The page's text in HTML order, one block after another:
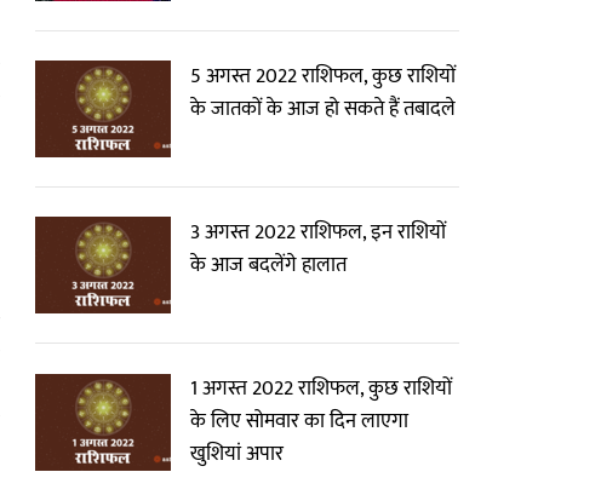
5 अगस्त 2022 राशिफल, कुछ राशियों
के जातकों के आज हो सकते हैं तबादले
3 अगस्त 2022 राशिफल, इन राशियों
के आज बदलेंगे हालात
1 अगस्त 2022 राशिफल, कुछ राशियों
के लिए सोमवार का दिन लाएगा
खुशियां अपार